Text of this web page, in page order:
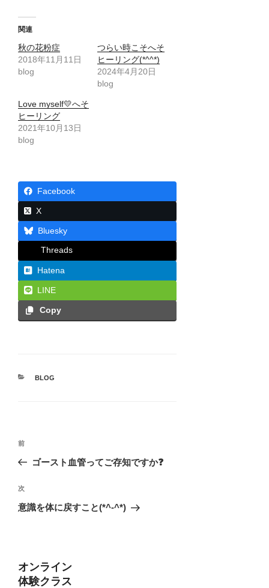
関連
秋の花粉症
2018年11月11日
blog
つらい時こそへそ
ヒーリング(*^^*)
2024年4月20日
blog
Love myself💛へそ
ヒーリング
2021年10月13日
blog
Facebook
X
Bluesky
Threads
Hatena
LINE
Copy
カ
BLOG
投
ビ
ゲ
ン
前
の
稿
前
ゴースト血管ってご存知ですか❓
次
の
次
意識を体に戻すこと(*^-^*)
オンライン
体験クラス